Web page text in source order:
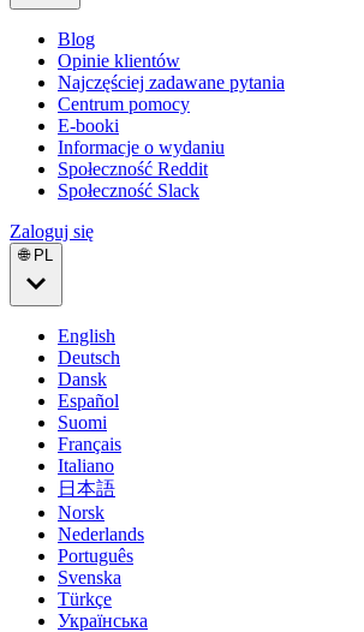
Blog
Opinie klientów
Najczęściej zadawane pytania
Centrum pomocy
E-booki
Informacje o wydaniu
Społeczność Reddit
Społeczność Slack
Zaloguj się
🌐 PL
English
Deutsch
Dansk
Español
Suomi
Français
Italiano
日本語
Norsk
Nederlands
Português
Svenska
Türkçe
Українська